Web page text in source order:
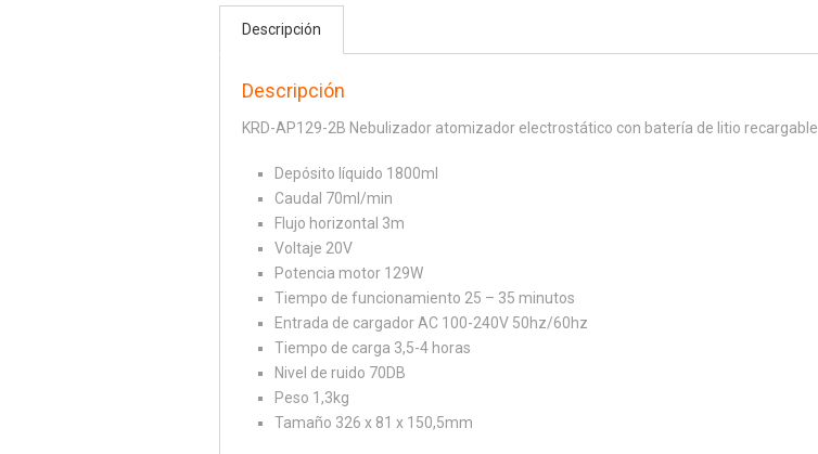
Descripción
Descripción
KRD-AP129-2B Nebulizador atomizador electrostático con batería de litio recargable
Depósito líquido 1800ml
Caudal 70ml/min
Flujo horizontal 3m
Voltaje 20V
Potencia motor 129W
Tiempo de funcionamiento 25 – 35 minutos
Entrada de cargador AC 100-240V 50hz/60hz
Tiempo de carga 3,5-4 horas
Nivel de ruido 70DB
Peso 1,3kg
Tamaño 326 x 81 x 150,5mm